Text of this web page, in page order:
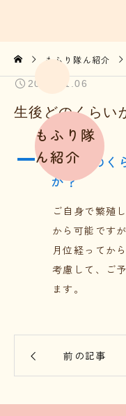
もふり隊
ん紹介
もふり隊ん紹介
2026.01.06
生後どのくらい
A
生後どのく
か？
ご自身で繁殖
から可能です
月位経ってか
考慮して、ご
ます。
前の記事